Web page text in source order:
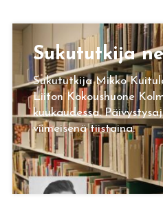
Su­ku­tut­ki­ja
Sukututkija Mikko
Liiton Kokoushuone
kuukaudessa.
viimeisenä tiistaina.